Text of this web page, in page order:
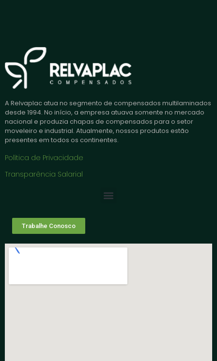
A Relvaplac atua no segmento de compensados multilaminados
desde 1994. No início, a empresa atuava somente no mercado
nacional e produzia chapas de compensados para o setor
moveleiro e industrial. Atualmente, nossos produtos estão
presentes em todos os continentes.
Política de Privacidade
Transparência Salarial
Trabalhe Conosco